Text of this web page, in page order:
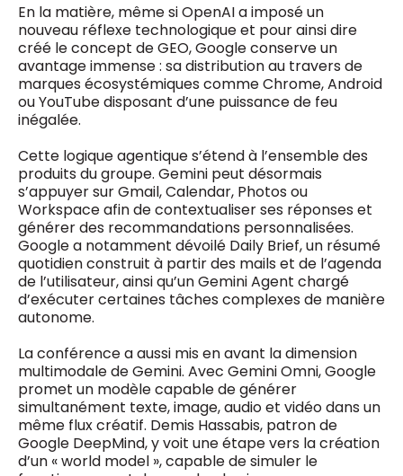
En la matière, même si OpenAI a imposé un
nouveau réflexe technologique et pour ainsi dire
créé le concept de GEO, Google conserve un
avantage immense : sa distribution au travers de
marques écosystémiques comme Chrome, Android
ou YouTube disposant d’une puissance de feu
inégalée.
Cette logique agentique s’étend à l’ensemble des
produits du groupe. Gemini peut désormais
s’appuyer sur Gmail, Calendar, Photos ou
Workspace afin de contextualiser ses réponses et
générer des recommandations personnalisées.
Google a notamment dévoilé Daily Brief, un résumé
quotidien construit à partir des mails et de l’agenda
de l’utilisateur, ainsi qu’un Gemini Agent chargé
d’exécuter certaines tâches complexes de manière
autonome.
La conférence a aussi mis en avant la dimension
multimodale de Gemini. Avec Gemini Omni, Google
promet un modèle capable de générer
simultanément texte, image, audio et vidéo dans un
même flux créatif. Demis Hassabis, patron de
Google DeepMind, y voit une étape vers la création
d’un « world model », capable de simuler le